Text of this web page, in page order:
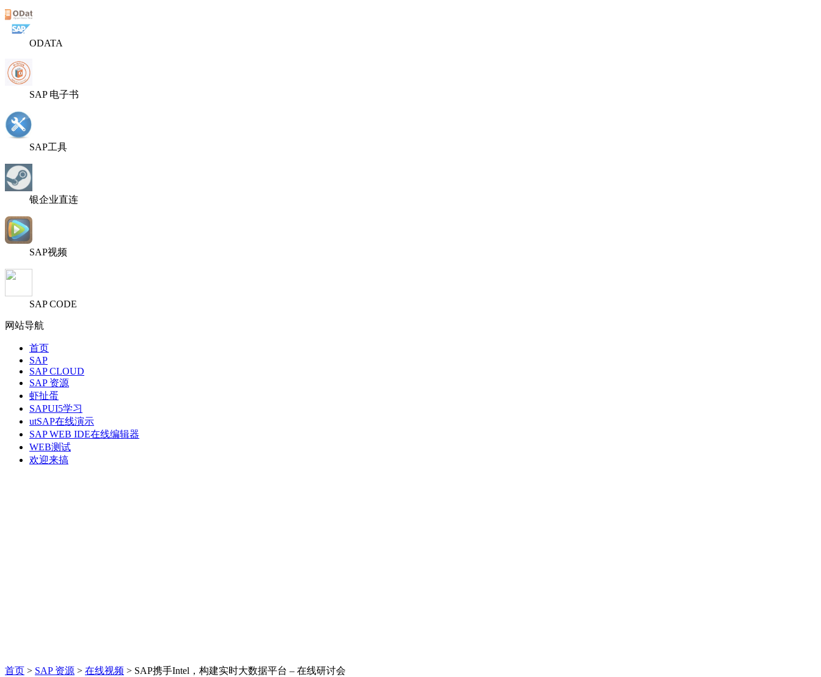
ODATA
SAP 电子书
SAP工具
银企业直连
SAP视频
SAP CODE
网站导航
首页
SAP
SAP CLOUD
SAP 资源
虾扯蛋
SAPUI5学习
utSAP在线演示
SAP WEB IDE在线编辑器
WEB测试
欢迎来搞
首页 > SAP 资源 > 在线视频 > SAP携手Intel，构建实时大数据平台 – 在线研讨会